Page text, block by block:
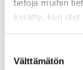
tietoja muihin
kerätty, kun olet
valinta
Välttämätön
Kaikki
Jaa tapahtuma: